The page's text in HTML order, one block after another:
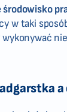
w taki
wykonywać